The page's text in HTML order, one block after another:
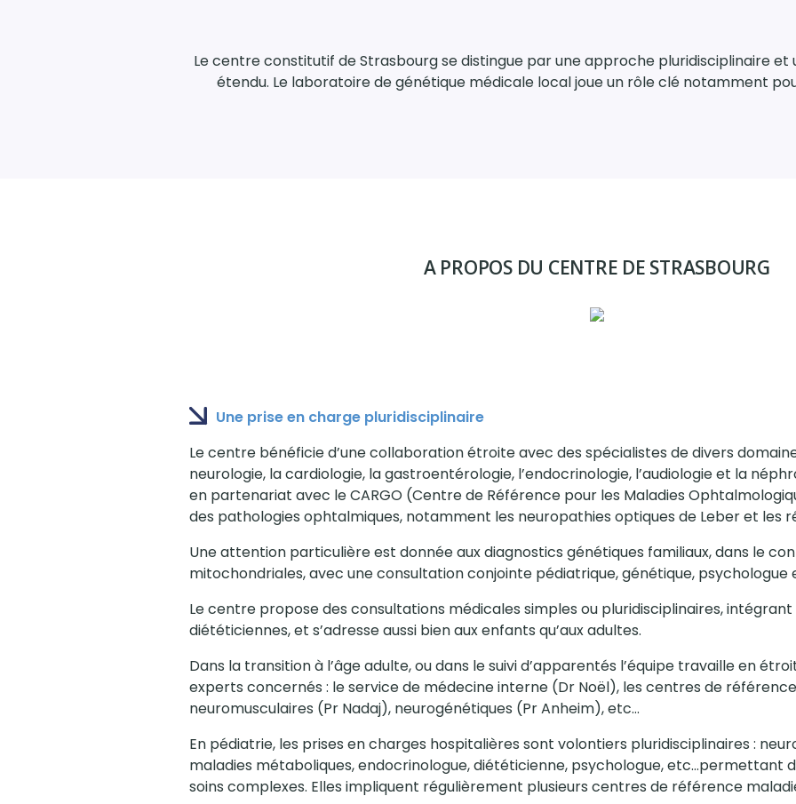
Le centre constitutif de Strasbourg se distingue par une approche pluridisciplinaire
étendu. Le laboratoire de génétique médicale local joue un rôle clé notamment
A PROPOS DU CENTRE DE STRASBOURG
Une prise en charge pluridisciplinaire
Le centre bénéficie d’une collaboration étroite avec des spécialistes de divers
neurologie, la cardiologie, la gastroentérologie, l’endocrinologie, l’audiologie et la
en partenariat avec le CARGO (Centre de Référence pour les Maladies
des pathologies ophtalmiques, notamment les neuropathies optiques de Leber et les
Une attention particulière est donnée aux diagnostics génétiques familiaux, dans le
mitochondriales, avec une consultation conjointe pédiatrique, génétique, psychologue
Le centre propose des consultations médicales simples ou pluridisciplinaires,
diététiciennes, et s’adresse aussi bien aux enfants qu’aux adultes.
Dans la transition à l’âge adulte, ou dans le suivi d’apparentés l’équipe travaille en
experts concernés : le service de médecine interne (Dr Noël), les centres de
neuromusculaires (Pr Nadaj), neurogénétiques (Pr Anheim), etc…
En pédiatrie, les prises en charges hospitalières sont volontiers pluridisciplinaires :
maladies métaboliques, endocrinologue, diététicienne, psychologue, etc…permettant
soins complexes. Elles impliquent régulièrement plusieurs centres de référence